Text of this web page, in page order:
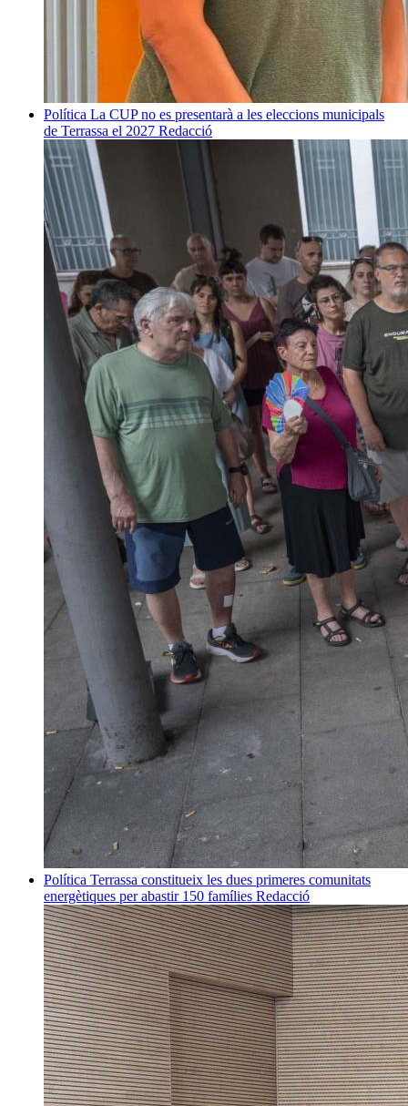
Política La CUP no es presentarà a les eleccions municipals
de Terrassa el 2027 Redacció
Política Terrassa constitueix les dues primeres comunitats
energètiques per abastir 150 famílies Redacció